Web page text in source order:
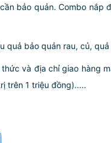
bảo quản. Combo nắp
bảo quản rau, củ,
và địa chỉ giao hàng
trên 1 triệu đồng).....